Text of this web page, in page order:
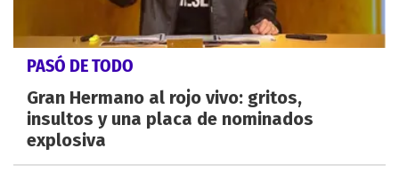
PASÓ DE TODO
Gran Hermano al rojo vivo: gritos,
insultos y una placa de nominados
explosiva